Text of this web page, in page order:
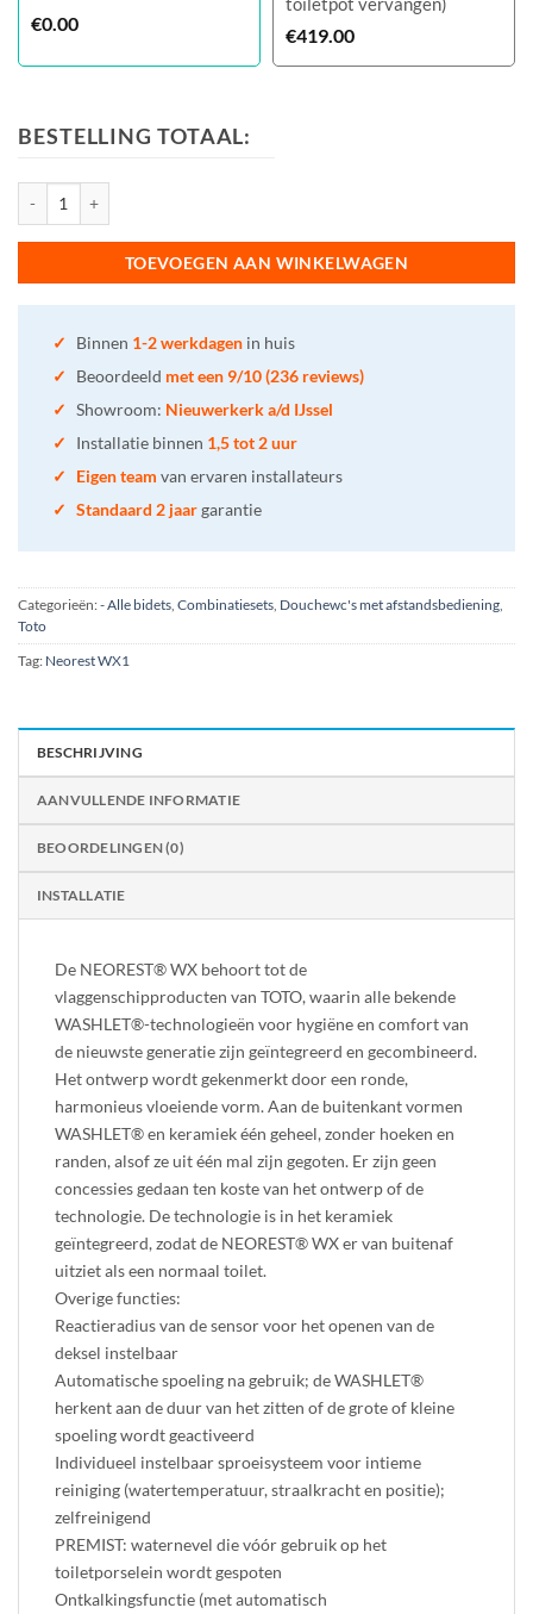
€0.00
€419.00
BESTELLING TOTAAL:
TOEVOEGEN AAN WINKELWAGEN
✓ Binnen 1-2 werkdagen in huis
✓
Beoordeeld met een 9/10 (236 reviews)
✓ Showroom: Nieuwerkerk a/d IJssel
✓
Installatie binnen 1,5 tot 2 uur
✓
Eigen team van ervaren installateurs
✓ Standaard 2 jaargarantie
Categorieën:- Alle bidets Combinatiesets Douchewc's met afstandsbediening
Toto
Tag: Neorest WX1
BESCHRIJVING
AANVULLENDE INFORMATIE
BEOORDELINGEN (0)
INSTALLATIE
De NEOREST® WX behoort tot de
vlaggenschipproducten van TOTO, waarin alle bekende
WASHLET®-technologieën voor hygiëne en comfort van
de nieuwste generatie zijn geïntegreerd en gecombineerd.
Het ontwerp wordt gekenmerkt door een ronde,
harmonieus vloeiende vorm. Aan de buitenkant vormen
WASHLET® en keramiek één geheel, zonder hoeken en
randen, alsof ze uit één mal zijn gegoten. Er zijn geen
concessies gedaan ten koste van het ontwerp of de
technologie. De technologie is in het keramiek
geïntegreerd, zodat de NEOREST® WX er van buitenaf
uitziet als een normaal toilet.
Overige functies:
Reactieradius van de sensor voor het openen van de
deksel instelbaar
Automatische spoeling na gebruik; de WASHLET®
herkent aan de duur van het zitten of de grote of kleine
spoeling wordt geactiveerd
Individueel instelbaar sproeisysteem voor intieme
reiniging (watertemperatuur, straalkracht en positie);
zelfreinigend
PREMIST: waternevel die vóór gebruik op het
toiletporselein wordt gespoten
Ontkalkingsfunctie (met automatisch